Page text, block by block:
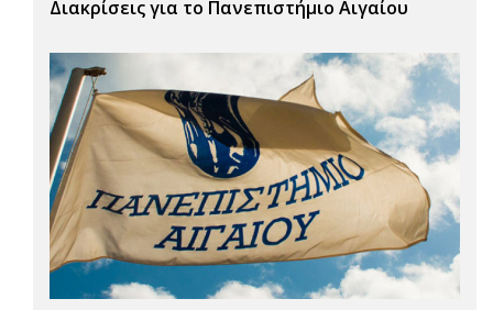
Διακρίσεις για το Πανεπιστήμιο Αιγαίου